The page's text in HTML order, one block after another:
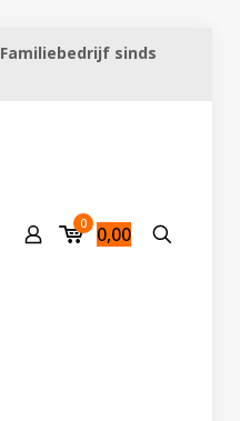
Familiebedrijf sinds
0 0,00